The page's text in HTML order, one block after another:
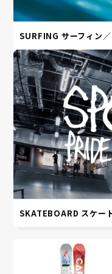
SURFING サーフィン
SKATEBOARD スケー